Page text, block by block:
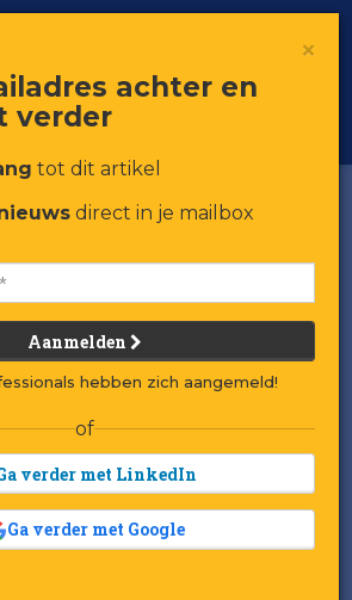
retail & brands
Toggle
×
achter en
verder
tot dit artikel
direct in je mailbox
Aanmelden
hebben zich aangemeld!
of
verder met LinkedIn
Ga verder met Google